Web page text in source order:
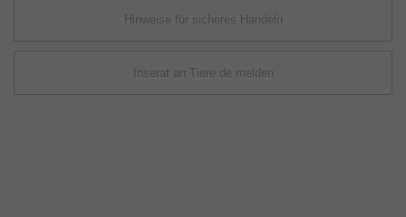
Hinweise für sicheres Handeln
Inserat an Tiere.de melden